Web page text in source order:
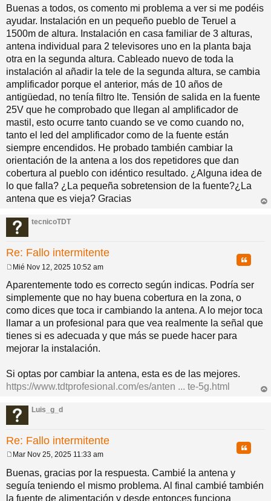
do
s
s
e
n
s
a
j
e
Buenas a todos, os comento mi problema a ver si me podéis
ayudar. Instalación en un pequeño pueblo de Teruel a
1500m de altura. Instalación en casa familiar de 3 alturas,
antena individual para 2 televisores uno en la planta baja
otra en la segunda altura. Cableado nuevo de toda la
instalación al añadir la tele de la segunda altura, se cambia
amplificador porque el anterior, más de 10 años de
antigüedad, no tenía filtro lte. Tensión de salida en la fuente
25V que he comprobado que llegan al amplificador de
mastil, esto ocurre tanto cuando se ve como cuando no,
tanto el led del amplificador como de la fuente están
siempre encendidos. He probado también cambiar la
orientación de la antena a los dos repetidores que dan
cobertura al pueblo con idéntico resultado. ¿Alguna idea de
lo que falla? ¿La pequeña sobretension de la fuente?¿La
antena que es vieja? Gracias
tecnicoTDT
Re: Fallo intermitente
Citar
e
n
s
a
j
e
Mié Nov 12, 2025 10:52 am
Aparentemente todo es correcto según indicas. Podría ser
simplemente que no hay buena cobertura en la zona, o
como dices que toca ir cambiando la antena. A lo mejor toca
llamar a un profesional para que vea realmente la señal que
tienes si es adecuada y que más se puede hacer para
mejorar la instalación.
Si optas por cambiar la antena, esta es de las mejores.
https://www.tdtprofesional.com/es/anten ... te-5g.html
Luis_g_d
Re: Fallo intermitente
Citar
e
n
s
a
Mar Nov 25, 2025 11:33 am
Buenas, gracias por la respuesta. Cambié la antena y
seguía teniendo el mismo problema. Al final cambié también
la fuente de alimentación y desde entonces funciona